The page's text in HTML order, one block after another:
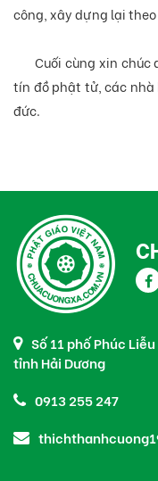
công, xây dựng lại
Cuối cùng xin chúc
tín đồ phật tử, các
đức.
Số 11 phố Phúc
tỉnh Hải Dương
0913 255 247